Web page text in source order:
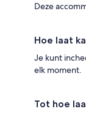
Deze
Hoe laat
Je kunt
elk moment.
Tot hoe